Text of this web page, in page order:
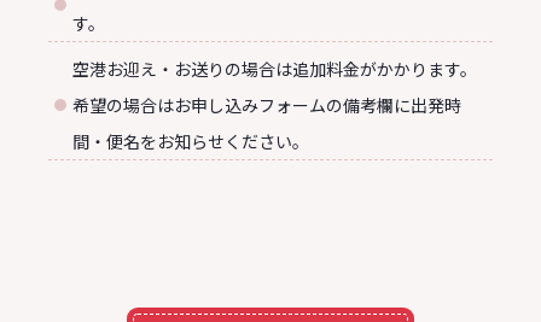
す。
空港お迎え・お送りの場合は追加料金がかかります。
希望の場合はお申し込みフォームの備考欄に出発時
間・便名をお知らせください。